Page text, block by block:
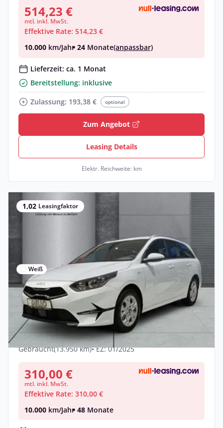
514,23 €
mtl. inkl. MwSt.
Effektive Rate: 514,23 €
10.000 km/Jahr• 24 Monate(anpassbar)
Lieferzeit: ca. 1 Monat
Bereitstellung: inklusive
Zulassung: 193,38 €
optional
Zum Angebot
Leasing Details
Elektr. Reichweite: km
1,02 Leasingfaktor
Weiß
Privat
Kia Ceed_sw Vision 1.5 AT Komfort-Plus-
Paket Navi di
Benzin •Automatik •140 PS (103 kW)
Gebraucht(13.950 km)• EZ: 01/2025
310,00 €
mtl. inkl. MwSt.
Effektive Rate: 310,00 €
10.000 km/Jahr• 48 Monate